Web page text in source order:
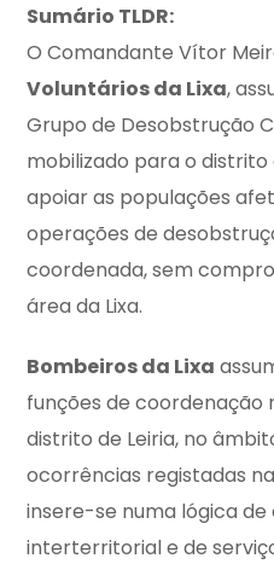
Sumário TLDR:
O Comandante Vítor
Voluntários da Lixa,
Grupo de Desobstrução
mobilizado para o distrito
apoiar as populações
operações de
coordenada, sem
área da Lixa.
Bombeiros da Lixa
funções de coordenação
distrito de Leiria, no
ocorrências registadas
insere-se numa lógica
interterritorial e de